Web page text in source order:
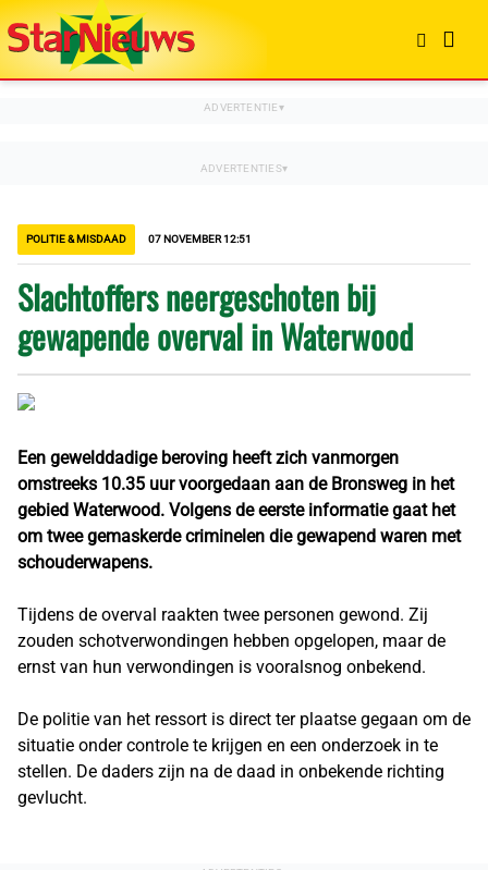
POLITIE & MISDAAD 07 NOVEMBER 12:51
Slachtoffers neergeschoten bij
gewapende overval in Waterwood
Een gewelddadige beroving heeft zich vanmorgen
omstreeks 10.35 uur voorgedaan aan de Bronsweg in het
gebied Waterwood. Volgens de eerste informatie gaat het
om twee gemaskerde criminelen die gewapend waren met
schouderwapens.
Tijdens de overval raakten twee personen gewond. Zij
zouden schotverwondingen hebben opgelopen, maar de
ernst van hun verwondingen is vooralsnog onbekend.
De politie van het ressort is direct ter plaatse gegaan om de
situatie onder controle te krijgen en een onderzoek in te
stellen. De daders zijn na de daad in onbekende richting
gevlucht.